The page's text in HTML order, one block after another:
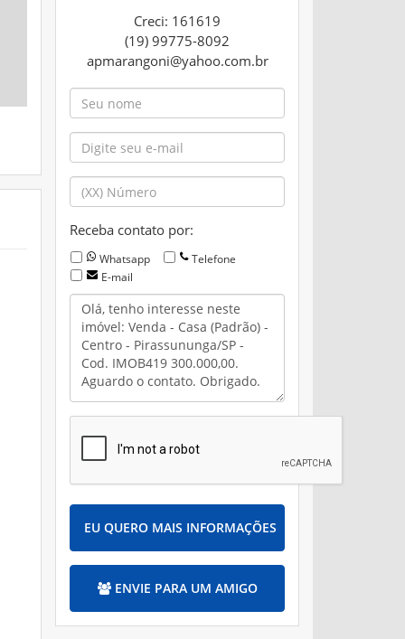
Creci: 161619
(19) 99775-8092
apmarangoni@yahoo.com.br
Receba contato por:
Whatsapp
Telefone
E-mail
EU QUERO MAIS INFORMAÇÕES
ENVIE PARA UM AMIGO